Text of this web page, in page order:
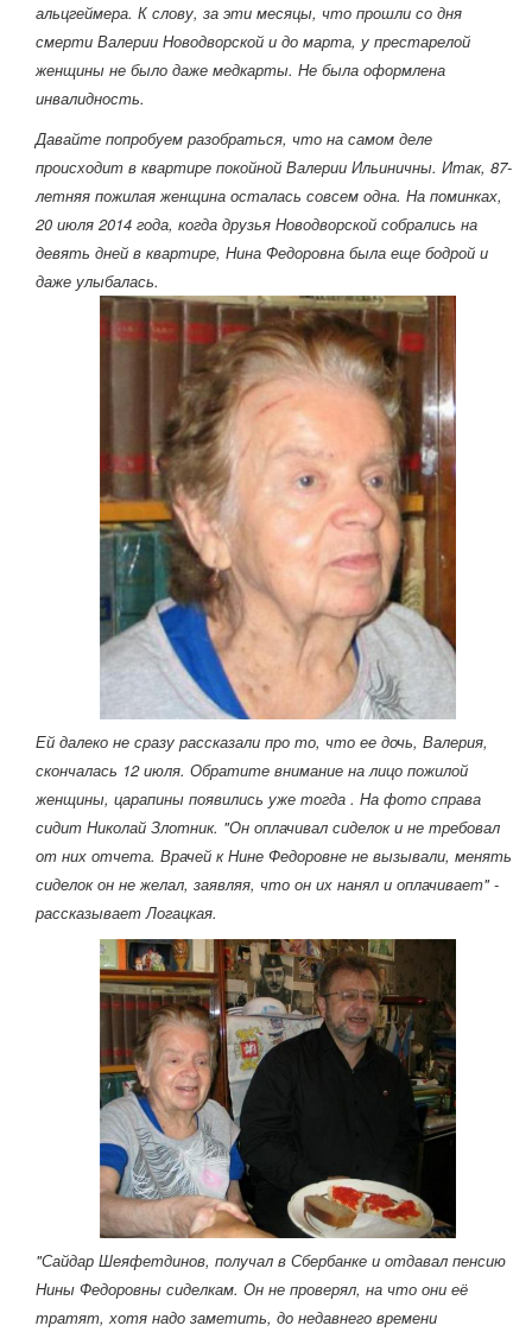
альцгеймера. К слову, за эти месяцы, что прошли со дня
смерти Валерии Новодворской и до марта, у престарелой
женщины не было даже медкарты. Не была оформлена
инвалидность.
Давайте попробуем разобраться, что на самом деле
происходит в квартире покойной Валерии Ильиничны. Итак, 87-
летняя пожилая женщина осталась совсем одна. На поминках,
20 июля 2014 года, когда друзья Новодворской собрались на
девять дней в квартире, Нина Федоровна была еще бодрой и
даже улыбалась.
Ей далеко не сразу рассказали про то, что ее дочь, Валерия,
скончалась 12 июля. Обратите внимание на лицо пожилой
женщины, царапины появились уже тогда . На фото справа
сидит Николай Злотник. "Он оплачивал сиделок и не требовал
от них отчета. Врачей к Нине Федоровне не вызывали, менять
сиделок он не желал, заявляя, что он их нанял и оплачивает" -
рассказывает Логацкая.
"Сайдар Шеяфетдинов, получал в Сбербанке и отдавал пенсию
Нины Федоровны сиделкам. Он не проверял, на что они её
тратят, хотя надо заметить, до недавнего времени